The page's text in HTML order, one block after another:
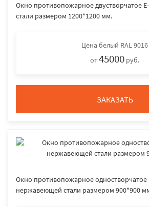
Окно противопожарное двустворчатое
стали размером 1200*1200 мм.
Цена белый RAL 9016
от45000 руб.
ЗАКАЗАТЬ
Окно противопожарное одностворчатое
нержавеющей стали размером 900*900